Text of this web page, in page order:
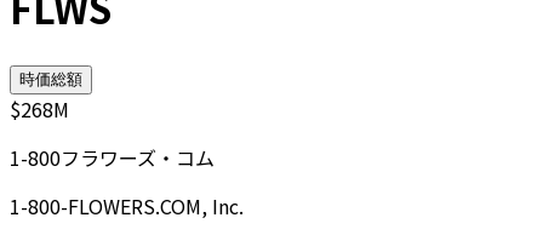
時価総額
$268M
1-800フラワーズ・コム
1-800-FLOWERS.COM, Inc.